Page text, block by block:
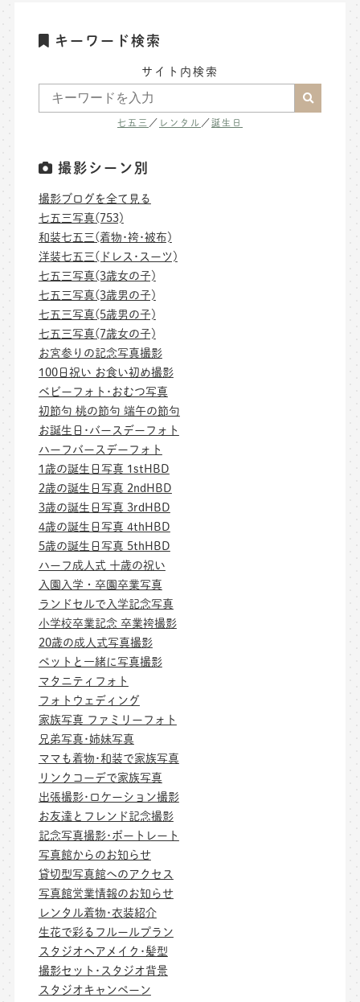
キーワード検索
サイト内検索
七五三 ／ レンタル ／誕生日
撮影シーン別
撮影ブログを全て見る
七五三写真(753)
和装七五三(着物･袴･被布)
洋装七五三(ドレス･スーツ)
七五三写真(3歳女の子)
七五三写真(3歳男の子)
七五三写真(5歳男の子)
七五三写真(7歳女の子)
お宮参りの記念写真撮影
100日祝い お食い初め撮影
ベビーフォト･おむつ写真
初節句 桃の節句 端午の節句
お誕生日･バースデーフォト
ハーフバースデーフォト
1歳の誕生日写真 1stHBD
2歳の誕生日写真 2ndHBD
3歳の誕生日写真 3rdHBD
4歳の誕生日写真 4thHBD
5歳の誕生日写真 5thHBD
ハーフ成人式 十歳の祝い
入園入学・卒園卒業写真
ランドセルで入学記念写真
小学校卒業記念 卒業袴撮影
20歳の成人式写真撮影
ペットと一緒に写真撮影
マタニティフォト
フォトウェディング
家族写真 ファミリーフォト
兄弟写真･姉妹写真
ママも着物･和装で家族写真
リンクコーデで家族写真
出張撮影･ロケーション撮影
お友達とフレンド記念撮影
記念写真撮影･ポートレート
写真館からのお知らせ
貸切型写真館へのアクセス
写真館営業情報のお知らせ
レンタル着物･衣装紹介
生花で彩るフルールプラン
スタジオヘアメイク･髪型
撮影セット･スタジオ背景
スタジオキャンペーン